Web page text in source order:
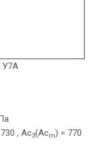
У7А
, Ac3(Acm) = 770